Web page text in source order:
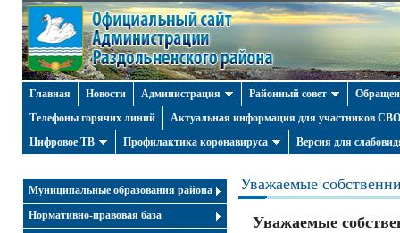
Главная Новости Администрация Районный совет
Телефоны горячих линий
Актуальная информация для участников СВО
Цифровое ТВ
Профилактика коронавируса Версия для
Муниципальные образования района
Нормативно-правовая база
Уважаемые
Уважаемые